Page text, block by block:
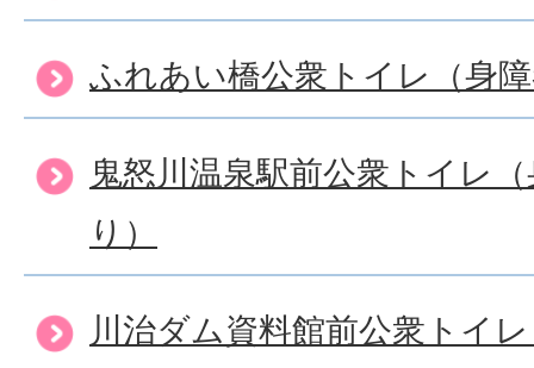
ふれあい橋公衆トイレ（身
鬼怒川温泉駅前公衆トイレ
り）
川治ダム資料館前公衆トイ